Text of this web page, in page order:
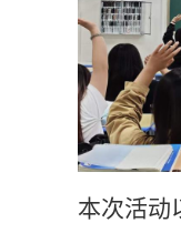
本次活动